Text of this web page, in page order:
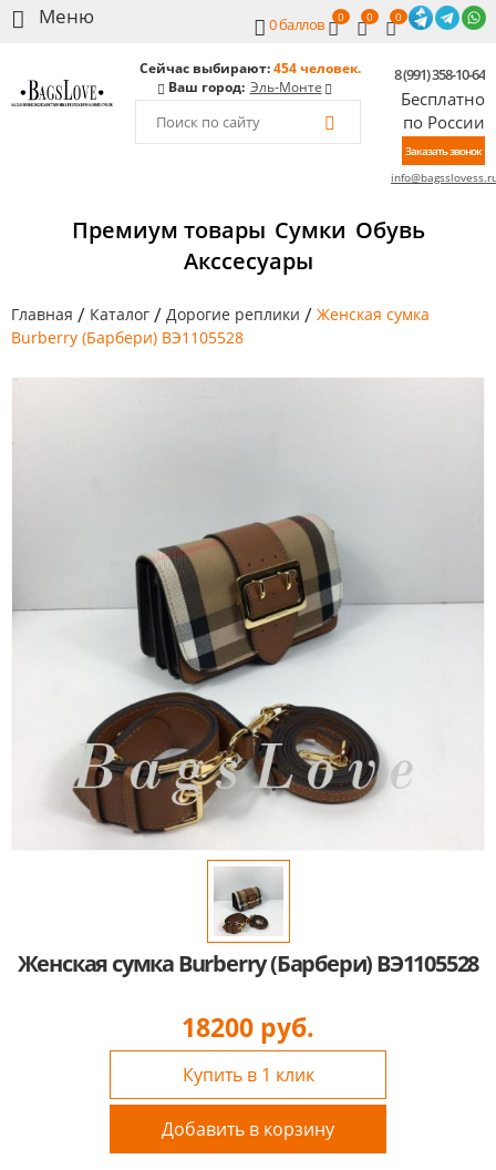
0баллов 0 0 0
Сейчас выбирают:454 человек.
Ваш город: Эль-Монте
8 (991) 358-10-64
Бесплатно
по России
Заказать звонок
Премиум товары Сумки Обувь
Акссесуары
Главная / Каталог / Дорогие реплики / Женская сумка
Burberry (Барбери) BЭ1105528
Женская сумка Burberry (Барбери) BЭ1105528
18200 руб.
Купить в 1 клик
Добавить в корзину